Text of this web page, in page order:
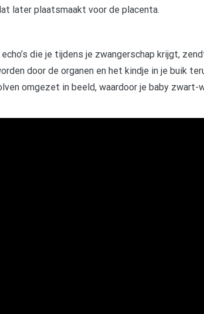
later plaatsmaakt voor de placenta.
die je tijdens je zwangerschap krijgt,
door de organen en het kindje in je buik
omgezet in beeld, waardoor je baby